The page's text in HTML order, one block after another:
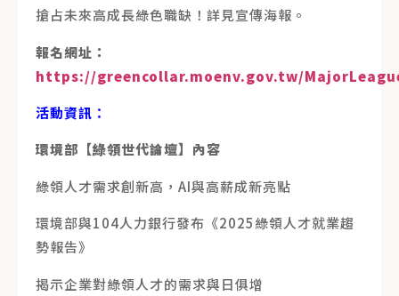
搶占未來高成長綠色職缺！詳見宣傳海報。
報名網址：
https://greencollar.moenv.gov.tw/
活動資訊：
環境部【綠領世代論壇】內容
綠領人才需求創新高，AI與高薪成新亮點
環境部與104人力銀行發布《2025綠領人才就業趨
勢報告》
揭示企業對綠領人才的需求與日俱增